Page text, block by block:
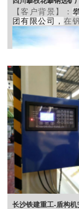
【客户背景】：
团有限公司
， 在
铁矿资源综合利
已处于世界领先
是引领全球的
和拥有完整产业
加工企业，我国
铁路用钢、汽车
家电用钢、特殊
基地